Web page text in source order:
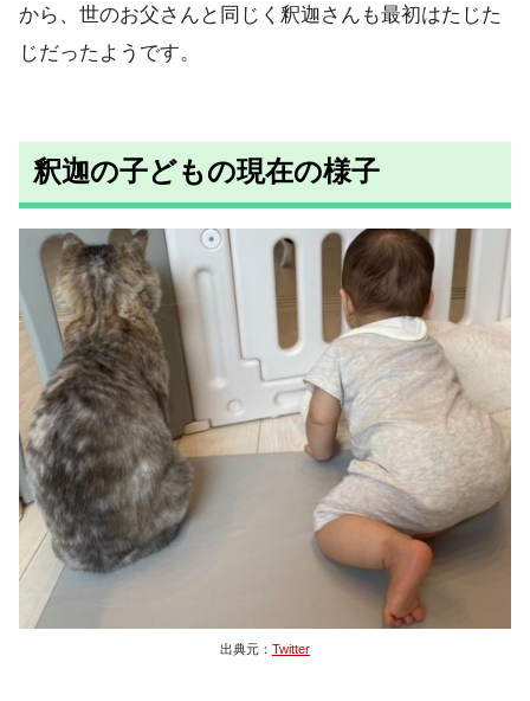
から、世のお父さんと同じく釈迦さんも最初はたじた
じだったようです。
釈迦の子どもの現在の様子
出典元： Twitter